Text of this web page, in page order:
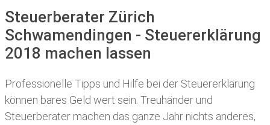
Steuerberater Zürich
Schwamendingen - Steuererklärung
2018 machen lassen
Professionelle Tipps und Hilfe bei der Steuererklärung
können bares Geld wert sein. Treuhänder und
Steuerberater machen das ganze Jahr nichts anderes,